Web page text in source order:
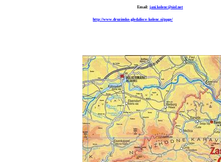
Email: jani.kolenc@siol.net
http://www.druzinsko-gledalisce-kolenc.si/page/